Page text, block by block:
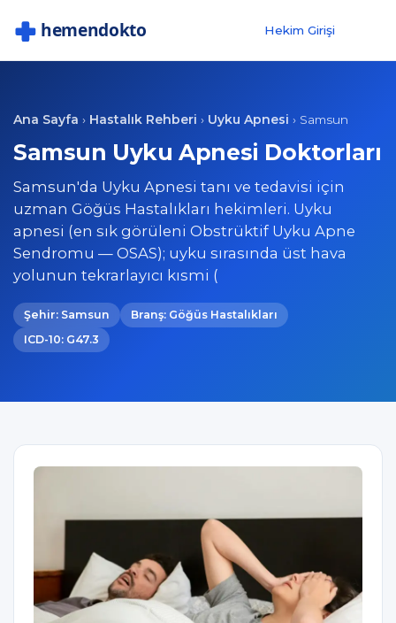
Hekim Girişi
Ana Sayfa › Hastalık Rehberi › Uyku Apnesi › Samsun
Samsun Uyku Apnesi Doktorları
Samsun'da Uyku Apnesi tanı ve tedavisi için
uzman Göğüs Hastalıkları hekimleri. Uyku
apnesi (en sık görüleni Obstrüktif Uyku Apne
Sendromu — OSAS); uyku sırasında üst hava
yolunun tekrarlayıcı kısmi (
Şehir: Samsun
Branş: Göğüs Hastalıkları
ICD-10: G47.3